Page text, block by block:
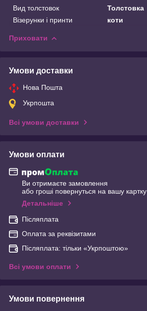
Вид толстовок
Толстовка
Візерунки і принти
коти
Приховати
Умови доставки
Нова Пошта
Укрпошта
Всі умови доставки
Умови оплати
Ви отримаєте замовлення
або гроші повернуться на вашу картку
Детальніше
Післяплата
Оплата за реквізитами
Післяплата: тільки «Укрпоштою»
Всі умови оплати
Умови повернення